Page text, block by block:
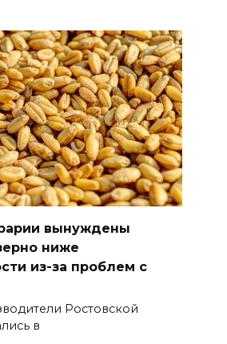
вынуждены
ниже
из-за проблем с
Ростовской
в